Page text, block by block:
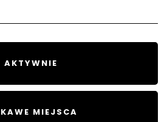
AKTYWNIE
MIEJSCA